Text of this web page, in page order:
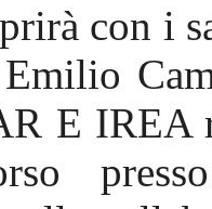
con i
E IREA